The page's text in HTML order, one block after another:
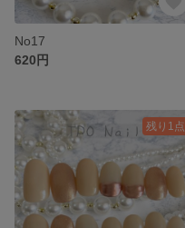
No17
620円
残り1点